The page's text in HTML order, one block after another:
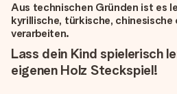
Aus technischen Gründen ist es
kyrillische, türkische, chinesische
verarbeiten.
Lass dein Kind spielerisch
eigenen Holz Steckspiel!